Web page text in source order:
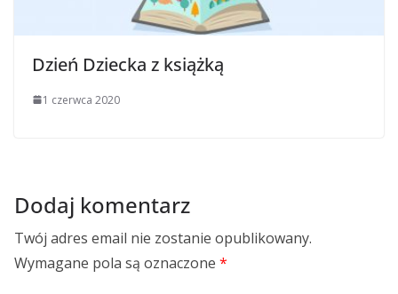
Dzień Dziecka z książką
1 czerwca 2020
Dodaj komentarz
Twój adres email nie zostanie opublikowany.
Wymagane pola są oznaczone *